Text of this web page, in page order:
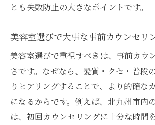
とも失敗防止の大きなポイントです。
美容室選びで大事な事前カウンセリ
美容室選びで重視すべきは、事前カウ
さです。なぜなら、髪質・クセ・普段
りヒアリングすることで、より的確な
になるからです。例えば、北九州市内
は、初回カウンセリングに十分な時間